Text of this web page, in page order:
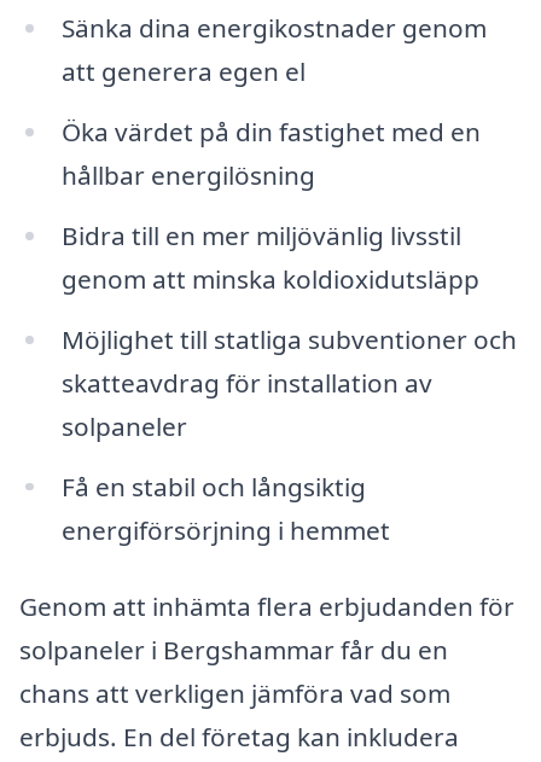
Sänka dina energikostnader genom
att generera egen el
Öka värdet på din fastighet med en
hållbar energilösning
Bidra till en mer miljövänlig livsstil
genom att minska koldioxidutsläpp
Möjlighet till statliga subventioner och
skatteavdrag för installation av
solpaneler
Få en stabil och långsiktig
energiförsörjning i hemmet
Genom att in­hämta flera erbjudanden för
solpaneler i Bergshammar får du en
chans att verkligen jämföra vad som
erbjuds. En del företag kan inkludera